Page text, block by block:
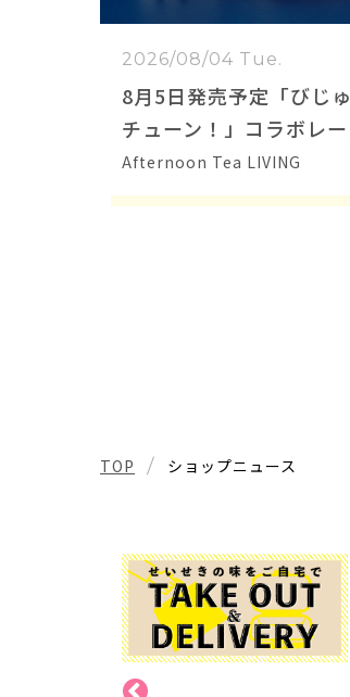
2026/08/04 Tue.
8月5日発売予定「びじゅ
チューン！」コラボレー
ションが再登場！
Afternoon Tea LIVING
TOP ショップニュース